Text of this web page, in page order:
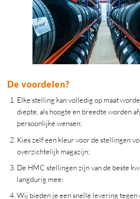
De voordelen?
Elke stelling kan volledig op maat
diepte, als hoogte en breedte worden
persoonlijke wensen;
Kies zelf een kleur voor de stellingen
overzichtelijk magazijn;
De HMC stellingen zijn van de beste
langdurig mee;
Wij bieden je een snelle levering tegen